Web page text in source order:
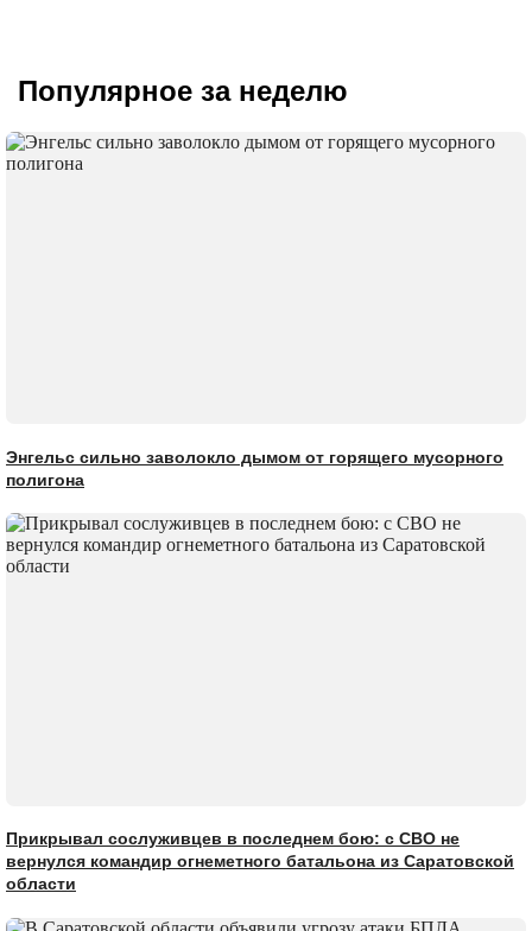
Популярное за неделю
Энгельс сильно заволокло дымом от горящего мусорного
полигона
Прикрывал сослуживцев в последнем бою: с СВО не
вернулся командир огнеметного батальона из Саратовской
области